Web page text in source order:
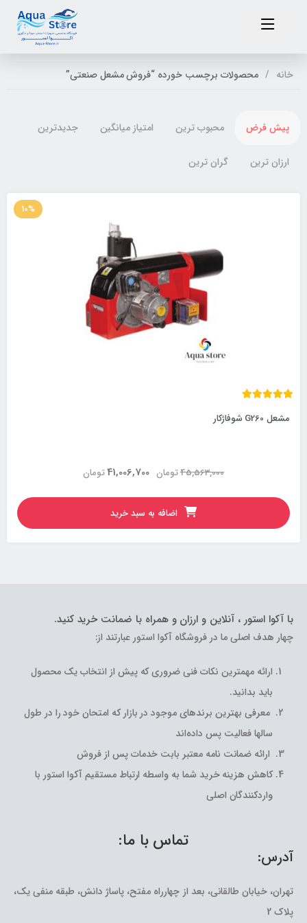
خانه محصولات برچسب خورده “فروش مشعل صنعتی”
پیش فرض محبوب ترین امتیاز میانگین جدیدترین
ارزان ترین گران ترین
10%
مشعل G260 شوفاژکار
تومان45,563,000 تومان41,006,700
اضافه به سبد خرید
با آکوا استور ، آنلاین و ارزان و همراه با ضمانت خرید کنید.
چهار هدف اصلی ما در فروشگاه آکوا استور عبارتند از:
ارائه مهمترین نکات فنی ضروری که پیش از انتخاب یک محصول
باید بدانید.
معرفی بهترین برندهای موجود در بازار که امتحان خود را در طول
سالها فعالیت پس داده‌اند
ارائه ضمانت نامه معتبر بابت خدمات پس از فروش
کاهش هزینه خرید شما به واسطه ارتباط مستقیم آکوا استور با
واردکنندگان اصلی
تماس با ما:
آدرس:
تهران، خیابان طالقانی، بعد از چهارراه مفتح، پاساژ دانش، طبقه منفی یک،
پلاک 2